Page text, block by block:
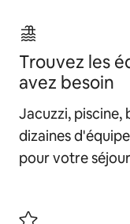
Trouvez les
avez besoin
Jacuzzi, piscine,
dizaines
pour votre